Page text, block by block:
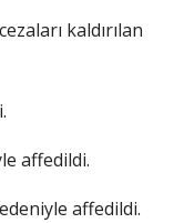
kaldırılan
affedildi.
affedildi.